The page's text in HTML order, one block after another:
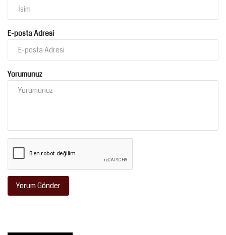
E-posta Adresi
Yorumunuz
Yorum Gönder